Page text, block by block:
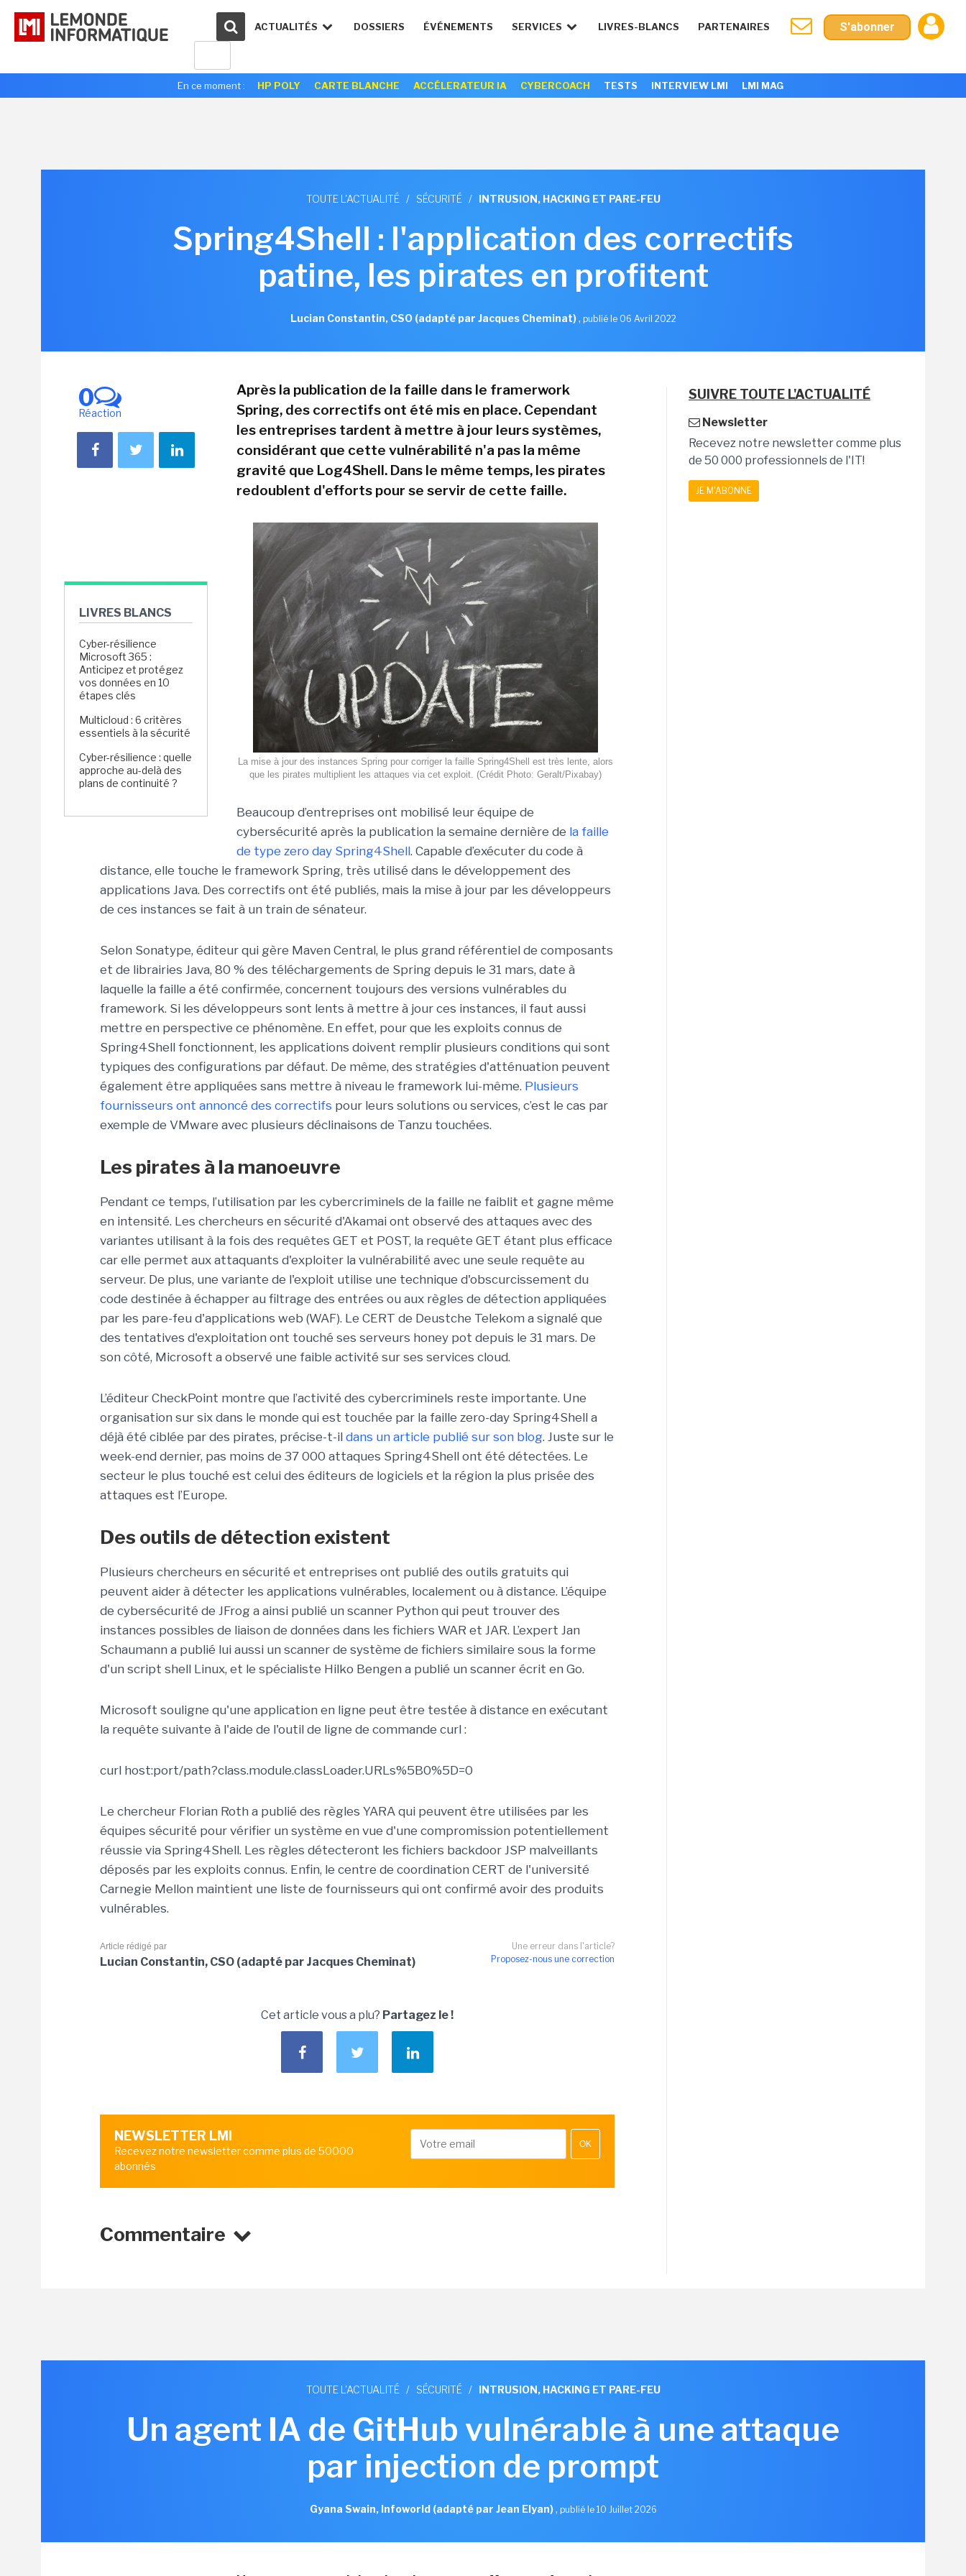
ACTUALITÉS DOSSIERS ÉVÉNEMENTS SERVICES LIVRES-BLANCS PARTENAIRES S'abonner
En ce moment : HP POLY CARTE BLANCHE ACCÉLERATEUR IA CYBERCOACH TESTS INTERVIEW LMI LMI MAG
TOUTE L'ACTUALITÉ / SÉCURITÉ / INTRUSION, HACKING ET PARE-FEU
Spring4Shell : l'application des correctifs
patine, les pirates en profitent
Lucian Constantin, CSO (adapté par Jacques Cheminat), publié le 06 Avril 2022
0
Réaction
LIVRES BLANCS
Cyber-résilience
Microsoft 365 :
Anticipez et protégez
vos données en 10
étapes clés
Multicloud : 6 critères
essentiels à la sécurité
Cyber-résilience : quelle
approche au-delà des
plans de continuité ?
Après la publication de la faille dans le framerwork
Spring, des correctifs ont été mis en place. Cependant
les entreprises tardent à mettre à jour leurs systèmes,
considérant que cette vulnérabilité n'a pas la même
gravité que Log4Shell. Dans le même temps, les pirates
redoublent d'efforts pour se servir de cette faille.
La mise à jour des instances Spring pour corriger la faille Spring4Shell est très lente, alors
que les pirates multiplient les attaques via cet exploit. (Crédit Photo: Geralt/Pixabay)
Beaucoup d’entreprises ont mobilisé leur équipe de
cybersécurité après la publication la semaine dernière de la faille
de type zero day Spring4Shell. Capable d’exécuter du code à
distance, elle touche le framework Spring, très utilisé dans le développement des
applications Java. Des correctifs ont été publiés, mais la mise à jour par les développeurs
de ces instances se fait à un train de sénateur.
Selon Sonatype, éditeur qui gère Maven Central, le plus grand référentiel de composants
et de librairies Java, 80 % des téléchargements de Spring depuis le 31 mars, date à
laquelle la faille a été confirmée, concernent toujours des versions vulnérables du
framework. Si les développeurs sont lents à mettre à jour ces instances, il faut aussi
mettre en perspective ce phénomène. En effet, pour que les exploits connus de
Spring4Shell fonctionnent, les applications doivent remplir plusieurs conditions qui sont
typiques des configurations par défaut. De même, des stratégies d'atténuation peuvent
également être appliquées sans mettre à niveau le framework lui-même. Plusieurs
fournisseurs ont annoncé des correctifs pour leurs solutions ou services, c’est le cas par
exemple de VMware avec plusieurs déclinaisons de Tanzu touchées.
Les pirates à la manoeuvre
Pendant ce temps, l’utilisation par les cybercriminels de la faille ne faiblit et gagne même
en intensité. Les chercheurs en sécurité d'Akamai ont observé des attaques avec des
variantes utilisant à la fois des requêtes GET et POST, la requête GET étant plus efficace
car elle permet aux attaquants d'exploiter la vulnérabilité avec une seule requête au
serveur. De plus, une variante de l'exploit utilise une technique d'obscurcissement du
code destinée à échapper au filtrage des entrées ou aux règles de détection appliquées
par les pare-feu d'applications web (WAF). Le CERT de Deustche Telekom a signalé que
des tentatives d'exploitation ont touché ses serveurs honey pot depuis le 31 mars. De
son côté, Microsoft a observé une faible activité sur ses services cloud.
L’éditeur CheckPoint montre que l’activité des cybercriminels reste importante. Une
organisation sur six dans le monde qui est touchée par la faille zero-day Spring4Shell a
déjà été ciblée par des pirates, précise-t-il dans un article publié sur son blog. Juste sur le
week-end dernier, pas moins de 37 000 attaques Spring4Shell ont été détectées. Le
secteur le plus touché est celui des éditeurs de logiciels et la région la plus prisée des
attaques est l’Europe.
Des outils de détection existent
Plusieurs chercheurs en sécurité et entreprises ont publié des outils gratuits qui
peuvent aider à détecter les applications vulnérables, localement ou à distance. L’équipe
de cybersécurité de JFrog a ainsi publié un scanner Python qui peut trouver des
instances possibles de liaison de données dans les fichiers WAR et JAR. L’expert Jan
Schaumann a publié lui aussi un scanner de système de fichiers similaire sous la forme
d'un script shell Linux, et le spécialiste Hilko Bengen a publié un scanner écrit en Go.
Microsoft souligne qu'une application en ligne peut être testée à distance en exécutant
la requête suivante à l'aide de l'outil de ligne de commande curl :
curl host:port/path?class.module.classLoader.URLs%5B0%5D=0
Le chercheur Florian Roth a publié des règles YARA qui peuvent être utilisées par les
équipes sécurité pour vérifier un système en vue d'une compromission potentiellement
réussie via Spring4Shell. Les règles détecteront les fichiers backdoor JSP malveillants
déposés par les exploits connus. Enfin, le centre de coordination CERT de l'université
Carnegie Mellon maintient une liste de fournisseurs qui ont confirmé avoir des produits
vulnérables.
Une erreur dans l'article?
Proposez-nous une correction
Article rédigé par
Lucian Constantin, CSO (adapté par Jacques Cheminat)
Cet article vous a plu? Partagez le !
NEWSLETTER LMI
Recevez notre newsletter comme plus de 50000
abonnés
OK
Commentaire
SUIVRE TOUTE L'ACTUALITÉ
Newsletter
Recevez notre newsletter comme plus
de 50 000 professionnels de l'IT!
JE M'ABONNE
TOUTE L'ACTUALITÉ / SÉCURITÉ / INTRUSION, HACKING ET PARE-FEU
Un agent IA de GitHub vulnérable à une attaque
par injection de prompt
Gyana Swain, Infoworld (adapté par Jean Elyan), publié le 10 Juillet 2026